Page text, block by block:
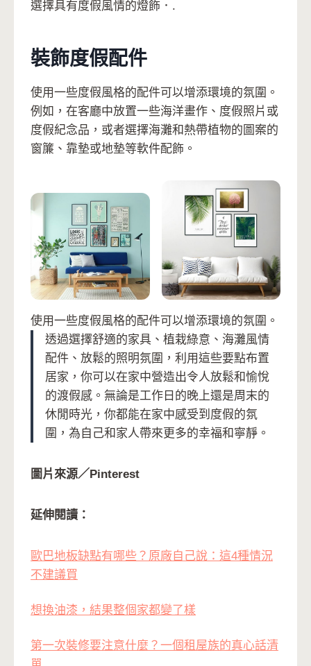
選擇具有度假風情的燈飾．.
裝飾度假配件
使用一些度假風格的配件可以增添環境的氛圍。
例如，在客廳中放置一些海洋畫作、度假照片或
度假紀念品，或者選擇海灘和熱帶植物的圖案的
窗簾、靠墊或地墊等軟件配飾。
使用一些度假風格的配件可以增添環境的氛圍。
透過選擇舒適的家具、植栽綠意、海灘風情
配件、放鬆的照明氛圍，利用這些要點布置
居家，你可以在家中營造出令人放鬆和愉悅
的渡假感。無論是工作日的晚上還是周末的
休閒時光，你都能在家中感受到度假的氛
圍，為自己和家人帶來更多的幸福和寧靜。
圖片來源／Pinterest
延伸閱讀：
歐巴地板缺點有哪些？原廠自己說：這4種情況
不建議買
想換油漆，結果整個家都變了樣
第一次裝修要注意什麼？一個租屋族的真心話清